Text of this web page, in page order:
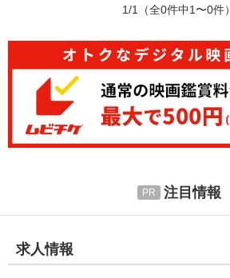
1/1 （全0件中1〜0件）
注目情報
求人情報